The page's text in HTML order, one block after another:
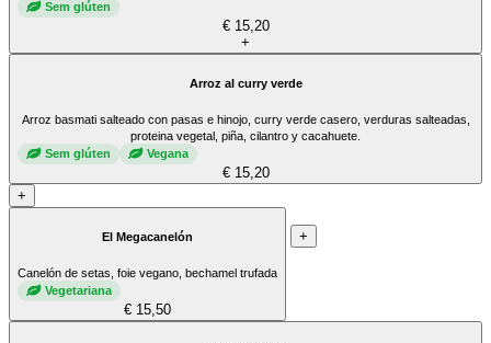
Sem glúten
€ 15,20
+
Arroz al curry verde
Arroz basmati salteado con pasas e hinojo, curry verde casero, verduras salteadas,
proteina vegetal, piña, cilantro y cacahuete.
Sem glúten
Vegana
€ 15,20
+
El Megacanelón
Canelón de setas, foie vegano, bechamel trufada
Vegetariana
€ 15,50
+